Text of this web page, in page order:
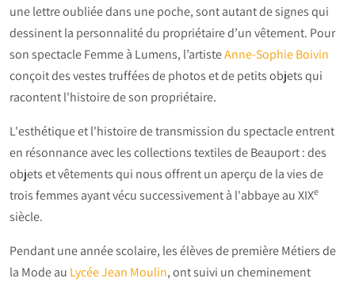
une lettre oubliée dans une poche, sont autant de signes qui
dessinent la personnalité du propriétaire d’un vêtement. Pour
son spectacle Femme à Lumens, l’artisteAnne-Sophie Boivin
conçoit des vestes truffées de photos et de petits objets qui
racontent l'histoire de son propriétaire.
L'esthétique et l'histoire de transmission du spectacle entrent
en résonnance avec les collections textiles de Beauport : des
objets et vêtements qui nous offrent un aperçu de la vies de
trois femmes ayant vécu successivement à l'abbaye au XIXe
siècle.
Pendant une année scolaire, les élèves de première Métiers de
la Mode au Lycée Jean Moulin, ont suivi un cheminement